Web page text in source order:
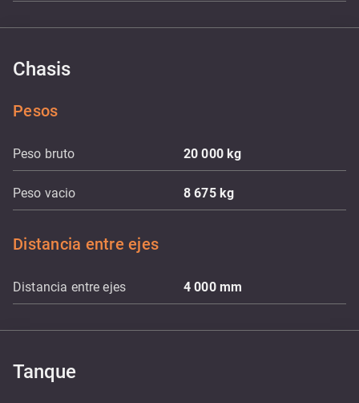
Chasis
Pesos
Peso bruto 20 000kg
Peso vacio 8 675 kg
Distancia entre ejes
Distancia entre ejes 4 000 mm
Tanque